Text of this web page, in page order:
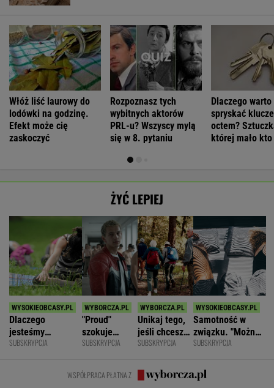
Włóż liść laurowy do
lodówki na godzinę.
Efekt może cię
zaskoczyć
Rozpoznasz tych
wybitnych aktorów
PRL-u? Wszyscy mylą
się w 8. pytaniu
Dlaczego warto
spryskać klucze
octem?
której mało kto
ŻYĆ LEPIEJ
Dlaczego
jesteśmy
permanentnie
SUBSKRYPCJA
"Proud"
szokuje
odważnymi
Rozmawiamy
z twórcami
SUBSKRYPCJA
Unikaj tego,
jeśli chcesz
znacznie
starczą
demencję
SUBSKRYPCJA
Samotność w
związku. "Można
być kochaną i
się samotną"
SUBSKRYPCJA
WSPÓŁPRACA PŁATNA Z